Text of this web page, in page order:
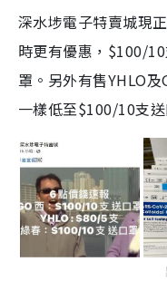
深水埗電子特賣城現
時更有優惠，$100/
罩。另外有售YHLO
一樣低至$100/10支送